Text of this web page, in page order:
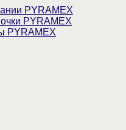
PYRAMEX
PYRAMEX
PYRAMEX